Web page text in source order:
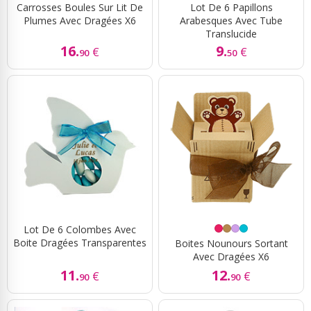
Carrosses Boules Sur Lit De
Plumes Avec Dragées X6
16.90 €
Lot De 6 Papillons
Arabesques Avec Tube
Translucide
9.50 €
Lot De 6 Colombes Avec
Boite Dragées Transparentes
11.90 €
Boites Nounours Sortant
Avec Dragées X6
12.90 €